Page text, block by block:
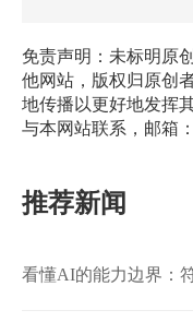
免责声明：未标明原
他网站，版权归原创
地传播以更好地发挥
与本网站联系，邮箱
推荐新闻
看懂AI的能力边界：